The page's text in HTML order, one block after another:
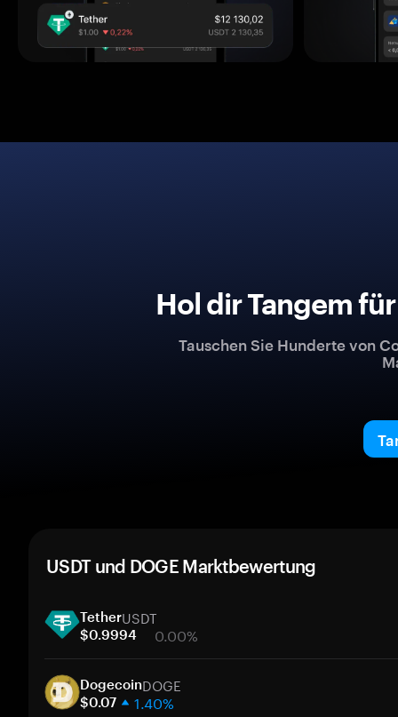
Hol dir Tangem
Tauschen Sie Hunderte von
USDT und DOGE Marktbewertung
TetherUSDT
$0.9994 0.00%
30 Tage
Marktkapitalisierung
DogecoinDOGE
$0.07 1.40%